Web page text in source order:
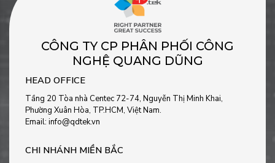
CÔNG TY CP PHÂN PHỐI CÔNG
NGHỆ QUANG DŨNG
HEAD OFFICE
Tầng 20 Tòa nhà Centec 72-74, Nguyễn Thị Minh Khai,
Phường Xuân Hòa, TP.HCM, Việt Nam.
Email: info@qdtek.vn
CHI NHÁNH MIỀN BẮC